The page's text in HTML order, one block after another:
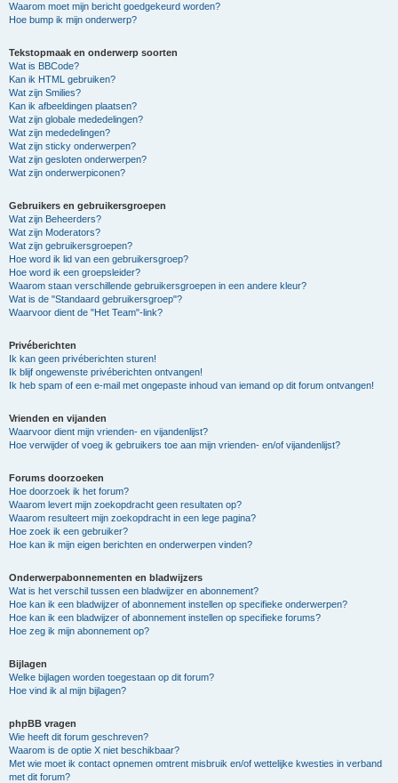
Waarom moet mijn bericht goedgekeurd worden?
Hoe bump ik mijn onderwerp?
Tekstopmaak en onderwerp soorten
Wat is BBCode?
Kan ik HTML gebruiken?
Wat zijn Smilies?
Kan ik afbeeldingen plaatsen?
Wat zijn globale mededelingen?
Wat zijn mededelingen?
Wat zijn sticky onderwerpen?
Wat zijn gesloten onderwerpen?
Wat zijn onderwerpiconen?
Gebruikers en gebruikersgroepen
Wat zijn Beheerders?
Wat zijn Moderators?
Wat zijn gebruikersgroepen?
Hoe word ik lid van een gebruikersgroep?
Hoe word ik een groepsleider?
Waarom staan verschillende gebruikersgroepen in een andere kleur?
Wat is de "Standaard gebruikersgroep"?
Waarvoor dient de "Het Team"-link?
Privéberichten
Ik kan geen privéberichten sturen!
Ik blijf ongewenste privéberichten ontvangen!
Ik heb spam of een e-mail met ongepaste inhoud van iemand op dit forum ontvangen!
Vrienden en vijanden
Waarvoor dient mijn vrienden- en vijandenlijst?
Hoe verwijder of voeg ik gebruikers toe aan mijn vrienden- en/of vijandenlijst?
Forums doorzoeken
Hoe doorzoek ik het forum?
Waarom levert mijn zoekopdracht geen resultaten op?
Waarom resulteert mijn zoekopdracht in een lege pagina?
Hoe zoek ik een gebruiker?
Hoe kan ik mijn eigen berichten en onderwerpen vinden?
Onderwerpabonnementen en bladwijzers
Wat is het verschil tussen een bladwijzer en abonnement?
Hoe kan ik een bladwijzer of abonnement instellen op specifieke onderwerpen?
Hoe kan ik een bladwijzer of abonnement instellen op specifieke forums?
Hoe zeg ik mijn abonnement op?
Bijlagen
Welke bijlagen worden toegestaan op dit forum?
Hoe vind ik al mijn bijlagen?
phpBB vragen
Wie heeft dit forum geschreven?
Waarom is de optie X niet beschikbaar?
Met wie moet ik contact opnemen omtrent misbruik en/of wettelijke kwesties in verband
met dit forum?